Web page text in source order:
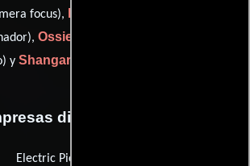
focus),
Ossie Jung
y Shangara Singh
distribuidoras
Electric Pictures Ltd.